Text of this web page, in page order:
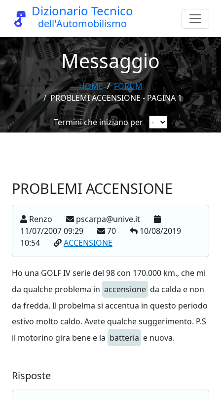
Dizionario Tecnico
dell'Automobilismo
Messaggio
HOME
FORUM
PROBLEMI ACCENSIONE - PAGINA 1
Termini che iniziano per
PROBLEMI ACCENSIONE
Renzo
pscarpa@unive.it
11/07/2007 09:29
70
10/08/2019
10:54
ACCENSIONE
Ho una GOLF IV serie del 98 con 170.000 km., che mi
da qualche problema in accensione da calda e non
da fredda. Il probelma si accentua in questo periodo
estivo molto caldo. Avete qualche suggerimento. P.S
il motorino gira bene e la batteria e nuova.
Risposte